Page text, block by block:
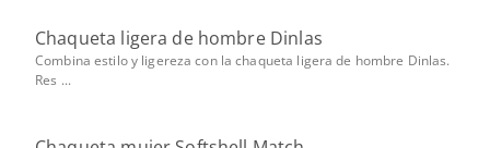
Chaqueta ligera de hombre Dinlas
Combina estilo y ligereza con la chaqueta ligera de hombre Dinlas.
Res ...